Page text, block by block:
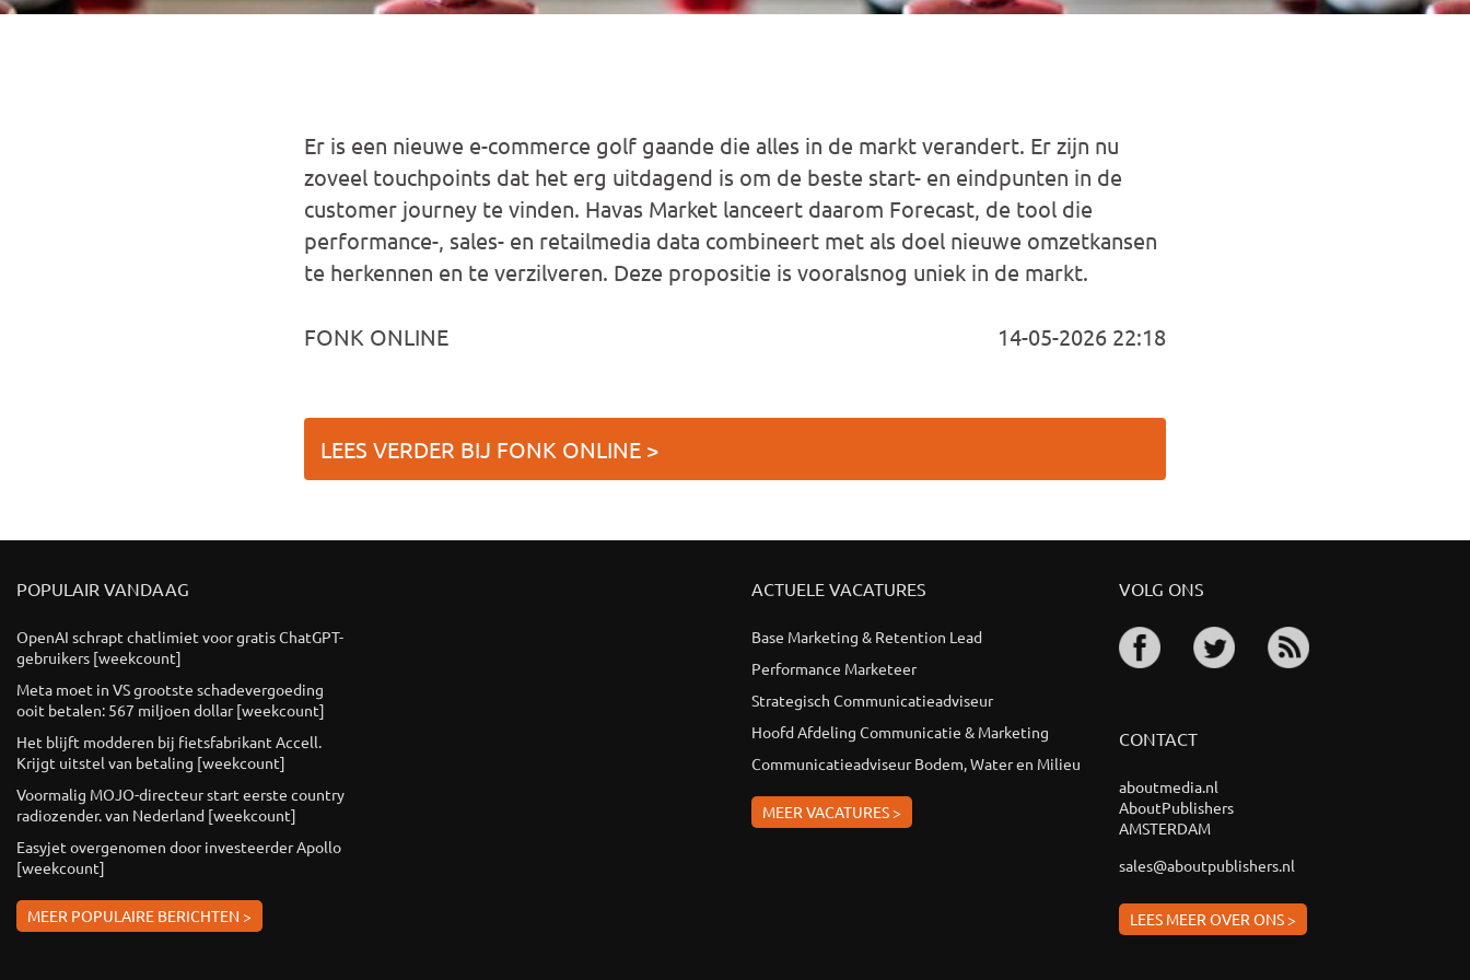
Er is een nieuwe e-commerce golf gaande die alles in de markt verandert. Er zijn nu
zoveel touchpoints dat het erg uitdagend is om de beste start- en eindpunten in de
customer journey te vinden. Havas Market lanceert daarom Forecast, de tool die
performance-, sales- en retailmedia data combineert met als doel nieuwe omzetkansen
te herkennen en te verzilveren. Deze propositie is vooralsnog uniek in de markt.
FONK ONLINE 14-05-2026 22:18
LEES VERDER BIJ FONK ONLINE >
POPULAIR VANDAAG
OpenAI schrapt chatlimiet voor gratis ChatGPT-
gebruikers [weekcount]
Meta moet in VS grootste schadevergoeding
ooit betalen: 567 miljoen dollar [weekcount]
Het blijft modderen bij fietsfabrikant Accell.
Krijgt uitstel van betaling [weekcount]
Voormalig MOJO-directeur start eerste country
radiozender. van Nederland [weekcount]
Easyjet overgenomen door investeerder Apollo
[weekcount]
MEER POPULAIRE BERICHTEN >
ACTUELE VACATURES
Base Marketing & Retention Lead
Performance Marketeer
Strategisch Communicatieadviseur
Hoofd Afdeling Communicatie & Marketing
Communicatieadviseur Bodem, Water en Milieu
MEER VACATURES >
VOLG ONS
CONTACT
aboutmedia.nl
AboutPublishers
AMSTERDAM
sales@aboutpublishers.nl
LEES MEER OVER ONS >